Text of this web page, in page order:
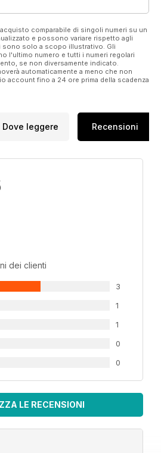
comparabile di singoli numeri su un
e possono variare rispetto agli
sono solo a scopo illustrativo. Gli
l'ultimo numero e tutti i numeri regolari
se non diversamente indicato.
automaticamente a meno che non
account fino a 24 ore prima della scadenza
Dove leggere Recensioni
dei clienti
3
1
1
0
0
LE RECENSIONI